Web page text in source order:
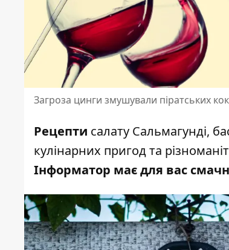
Загроза цинги змушували піратських
Рецепти салату Сальмагунді,
кулінарних пригод та
Інформатор має для вас